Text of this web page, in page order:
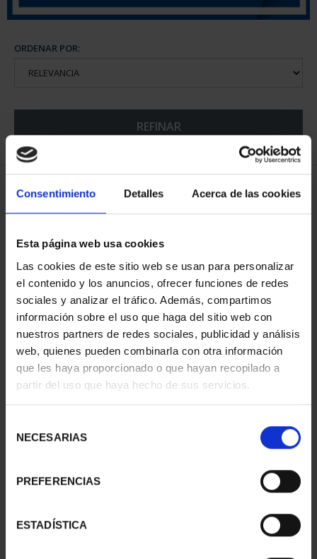
Consentimiento Detalles Acerca de las cookies
Esta página web usa cookies
Las cookies de este sitio web se usan para personalizar
el contenido y los anuncios, ofrecer funciones de redes
sociales y analizar el tráfico. Además, compartimos
información sobre el uso que haga del sitio web con
nuestros partners de redes sociales, publicidad y análisis
web, quienes pueden combinarla con otra información
que les haya proporcionado o que hayan recopilado a
partir del uso que haya hecho de sus servicios.
NECESARIAS
PREFERENCIAS
ESTADÍSTICA
ORDENAR POR:
REFINAR
6 Productos encontrados
CIUDADES PATRIMONIO
II - CUENCA
73,00 €
CIUDADES PATRIMONIO
II - SALAMANCA
73,00 €